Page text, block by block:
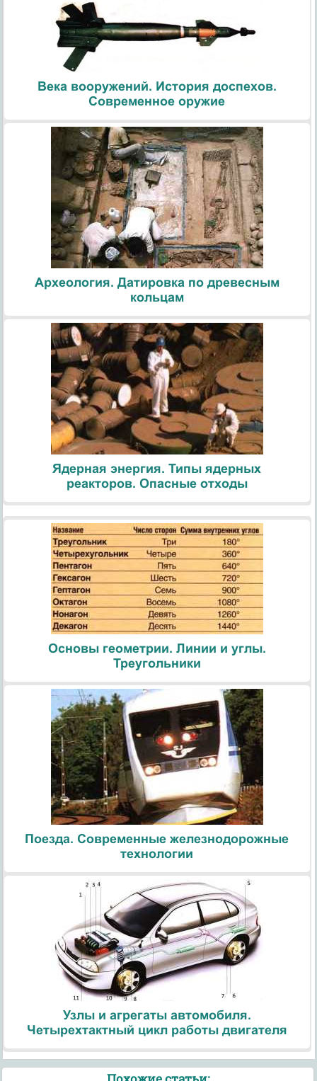
Века вооружений. История доспехов.
Современное оружие
Археология. Датировка по древесным
кольцам
Ядерная энергия. Типы ядерных
реакторов. Опасные отходы
Основы геометрии. Линии и углы.
Треугольники
Поезда. Современные железнодорожные
технологии
Узлы и агрегаты автомобиля.
Четырехтактный цикл работы двигателя